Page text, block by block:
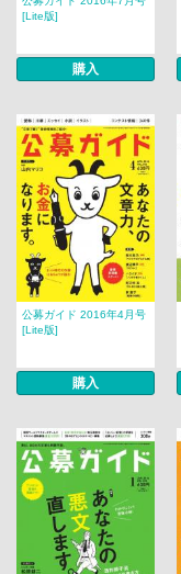
[Lite版]
購入
公募ガイド 2016年4月号
[Lite版]
購入